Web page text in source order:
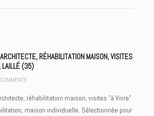
RÉHABILITATION MAISON, VISITES
(35)
réhabilitation maison, visites "à Vivre"
maison individuelle. Sélectionnée pour